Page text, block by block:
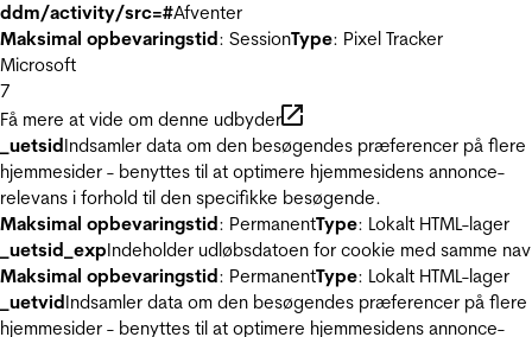
ddm/activity/src=#Afventer
Maksimal opbevaringstid: SessionType: Pixel Tracker
Microsoft
7
Få mere at vide om denne udbyder
_uetsidIndsamler data om den besøgendes præferencer på flere
hjemmesider - benyttes til at optimere hjemmesidens annonce-
relevans i forhold til den specifikke besøgende.
Maksimal opbevaringstid: PermanentType: Lokalt HTML-lager
_uetsid_expIndeholder udløbsdatoen for cookie med samme
Maksimal opbevaringstid: PermanentType: Lokalt HTML-lager
_uetvidIndsamler data om den besøgendes præferencer på flere
hjemmesider - benyttes til at optimere hjemmesidens annonce-